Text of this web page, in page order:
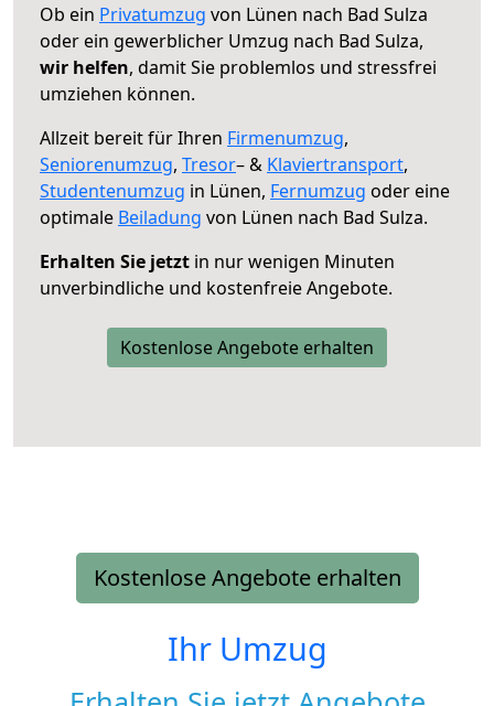
Ob ein Privatumzug von Lünen nach Bad Sulza
oder ein gewerblicher Umzug nach Bad Sulza,
wir helfen, damit Sie problemlos und stressfrei
umziehen können.
Allzeit bereit für Ihren Firmenumzug,
Seniorenumzug, Tresor– & Klaviertransport,
Studentenumzug in Lünen, Fernumzug oder eine
optimale Beiladung von Lünen nach Bad Sulza.
Erhalten Sie jetzt in nur wenigen Minuten
unverbindliche und kostenfreie Angebote.
Kostenlose Angebote erhalten
Kostenlose Angebote erhalten
Ihr Umzug